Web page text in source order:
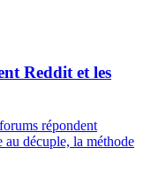
Reddit et les
répondent
décuple, la méthode